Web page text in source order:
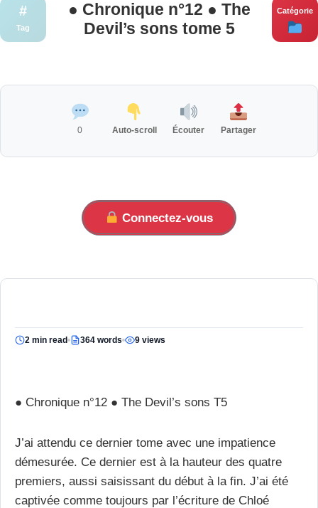
#
Tag
● Chronique n°12 ● The
Devil’s sons tome 5
Catégorie
0 Auto-scroll Écouter Partager
Connectez-vous
2 min read 364 words 9 views
● Chronique n°12 ● The Devil’s sons T5
J’ai attendu ce dernier tome avec une impatience
démesurée. Ce dernier est à la hauteur des quatre
premiers, aussi saisissant du début à la fin. J’ai été
captivée comme toujours par l’écriture de Chloé